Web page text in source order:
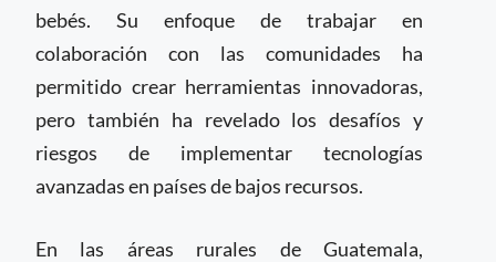
bebés. Su enfoque de trabajar en
colaboración con las comunidades ha
permitido crear herramientas innovadoras,
pero también ha revelado los desafíos y
riesgos de implementar tecnologías
avanzadas en países de bajos recursos.
En las áreas rurales de Guatemala,